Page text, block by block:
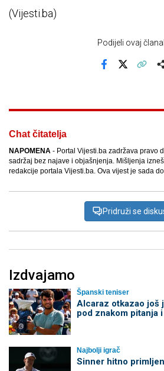
(Vijesti.ba)
Podijeli ovaj
Chat čitatelja
NAPOMENA - Portal Vijesti.ba zadržava pravo
sadržaj bez najave i objašnjenja. Mišljenja
redakcije portala Vijesti.ba. Ova vijest je sada
Pridruži se
Izdvajamo
Španski teniser
Alcaraz otkazao još
pod znakom pitanja i
Najbolji igrač
Sinner hitno